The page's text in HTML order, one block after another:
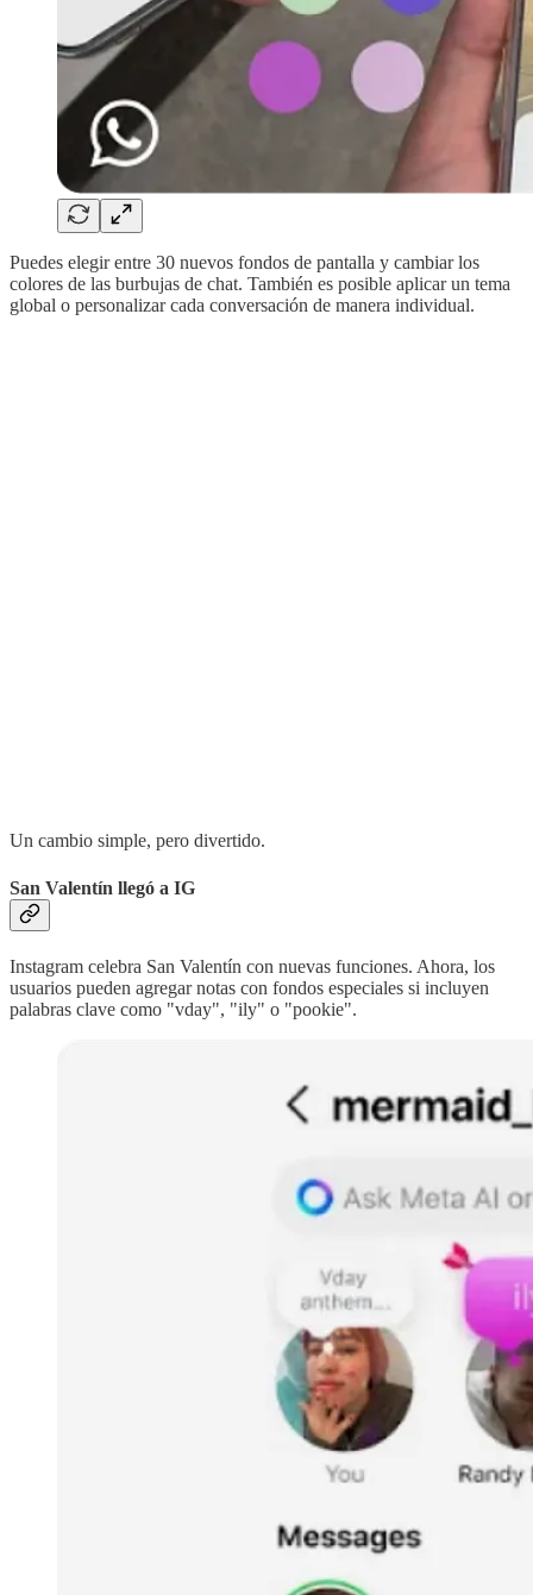
Puedes elegir entre 30 nuevos fondos de pantalla y cambiar los
colores de las burbujas de chat. También es posible aplicar un tema
global o personalizar cada conversación de manera individual.
Un cambio simple, pero divertido.
San Valentín llegó a IG
Instagram celebra San Valentín con nuevas funciones. Ahora, los
usuarios pueden agregar notas con fondos especiales si incluyen
palabras clave como "vday", "ily" o "pookie".